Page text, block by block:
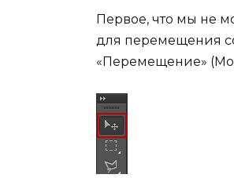
Первое, что мы не
для перемещения
«Перемещение»